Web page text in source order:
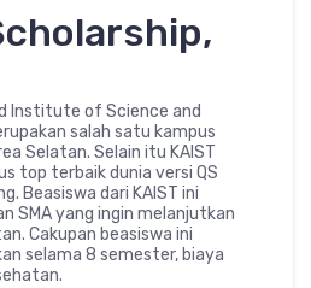
Institute of Science and
salah satu kampus
Selatan. Selain itu KAIST
top terbaik dunia versi QS
Beasiswa dari KAIST ini
SMA yang ingin melanjutkan
Cakupan beasiswa ini
selama 8 semester, biaya